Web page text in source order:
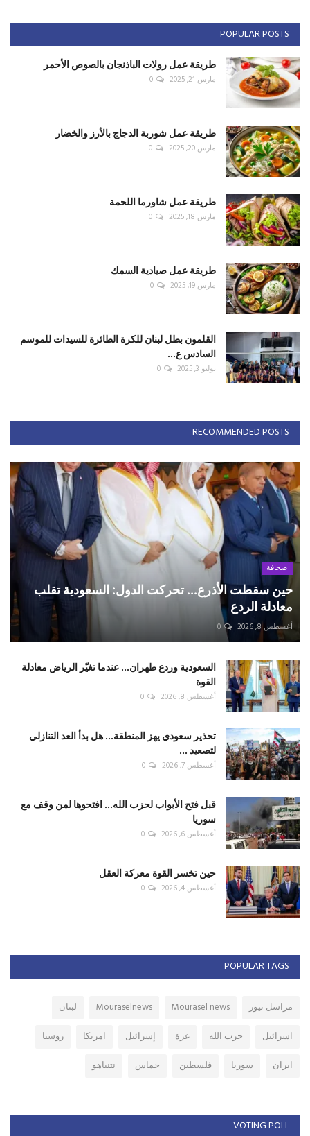
POPULAR POSTS
طريقة عمل رولات الباذنجان بالصوص الأحمر
مارس 21, 2025 0
طريقة عمل شوربة الدجاج بالأرز والخضار
مارس 20, 2025 0
طريقة عمل شاورما اللحمة
مارس 18, 2025 0
طريقة عمل صيادية السمك
مارس 19, 2025 0
القلمون بطل لبنان للكرة الطائرة للسيدات للموسم
السادس ع...
يوليو 3, 2025 0
RECOMMENDED POSTS
صحافة
حين سقطت الأذرع... تحركت الدول: السعودية تقلب
معادلة الردع
أغسطس 8, 2026 0
السعودية وردع طهران... عندما تغيّر الرياض معادلة
القوة
أغسطس 8, 2026 0
تحذير سعودي يهز المنطقة... هل بدأ العد التنازلي
لتصعيد ...
أغسطس 7, 2026 0
قبل فتح الأبواب لحزب الله... افتحوها لمن وقف مع
سوريا
أغسطس 6, 2026 0
حين تخسر القوة معركة العقل
أغسطس 4, 2026 0
POPULAR TAGS
مراسل نيوز Mourasel news
Mouraselnews
لبنان
اسرائيل
حزب الله غزة إسرائيل امريكا
روسيا
ايران
سوريا فلسطين حماس نتنياهو
VOTING POLL